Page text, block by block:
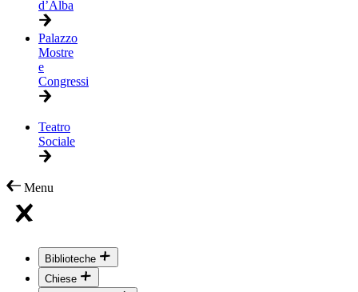
d’Alba
Palazzo
Mostre
e
Congressi
Teatro
Sociale
Menu
Biblioteche
Chiese